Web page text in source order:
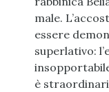
male.
essere
superlativo:
è